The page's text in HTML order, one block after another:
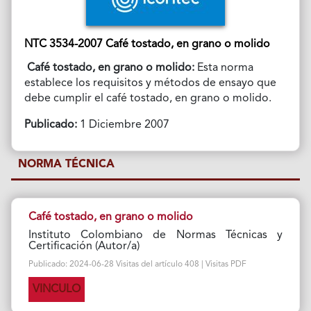
NTC 3534-2007 Café tostado, en grano o molido
Café tostado, en grano o molido: Esta norma
establece los requisitos y métodos de ensayo que
debe cumplir el café tostado, en grano o molido.
Publicado:1 Diciembre 2007
NORMA TÉCNICA
Café tostado, en grano o molido
Instituto Colombiano de Normas Técnicas y
Certificación (Autor/a)
Publicado: 2024-06-28 Visitas del artículo 408 | Visitas PDF
VINCULO